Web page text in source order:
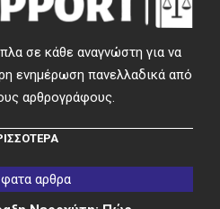
σε κάθε αναγνώστη για να
ενημέρωση πανελλαδικά από
αρθρογράφους.
αρθρα